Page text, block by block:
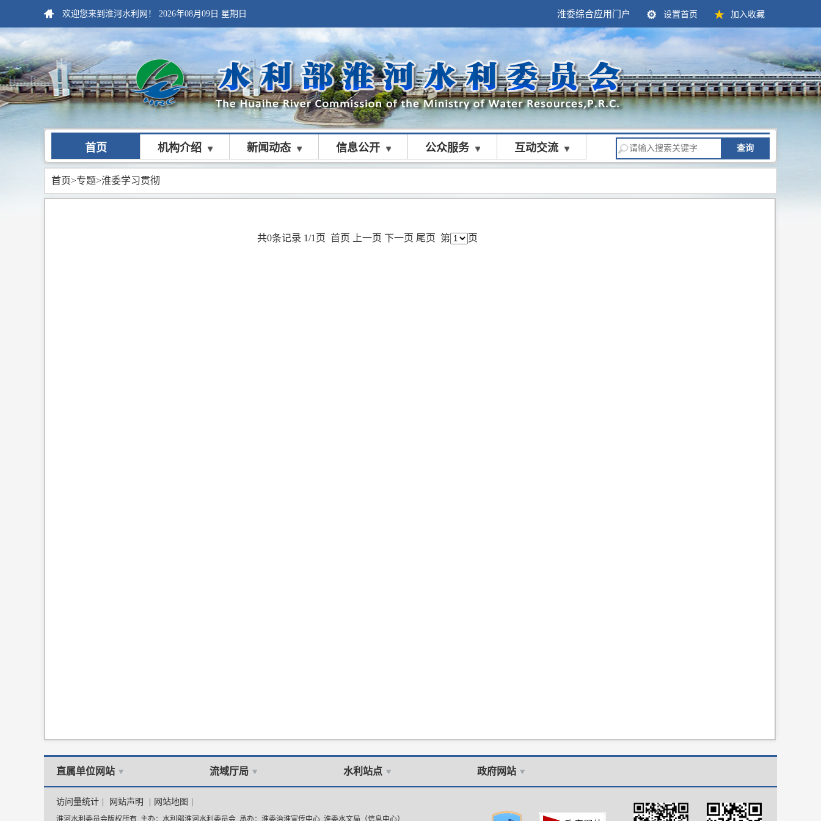
欢迎您来到淮河水利网！ 2026年08月09日 星期日 淮委综合应用门户 设置首页 加入收藏
首页 机构介绍 新闻动态 信息公开 公众服务 互动交流 查询
首页>专题>淮委学习贯彻
共0条记录 1/1页 首页 上一页 下一页 尾页 第 页
直属单位网站 流域厅局 水利站点 政府网站
访问量统计 网站声明 网站地图
淮河水利委员会版权所有 主办：水利部淮河水利委员会 承办：淮委治淮宣传中心 淮委水文局（信息中心）